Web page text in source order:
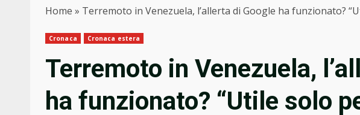
Home » Terremoto in Venezuela, l’allerta di Google ha funzionato?
Cronaca Cronaca estera
Terremoto in Venezuela,
ha funzionato? “Utile solo